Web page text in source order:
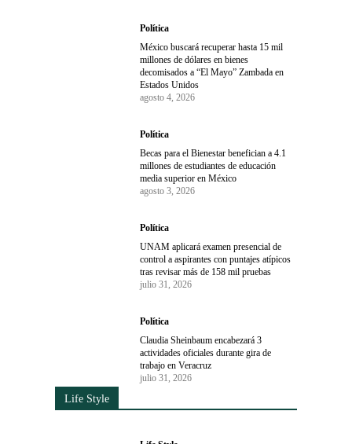
Política
México buscará recuperar hasta 15 mil
millones de dólares en bienes
decomisados a “El Mayo” Zambada en
Estados Unidos
agosto 4, 2026
Política
Becas para el Bienestar benefician a 4.1
millones de estudiantes de educación
media superior en México
agosto 3, 2026
Política
UNAM aplicará examen presencial de
control a aspirantes con puntajes atípicos
tras revisar más de 158 mil pruebas
julio 31, 2026
Política
Claudia Sheinbaum encabezará 3
actividades oficiales durante gira de
trabajo en Veracruz
julio 31, 2026
Life Style